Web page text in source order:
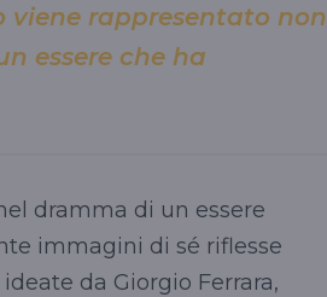
viene rappresentato non
essere che ha
dramma di un essere
immagini di sé riflesse
da Giorgio Ferrara,